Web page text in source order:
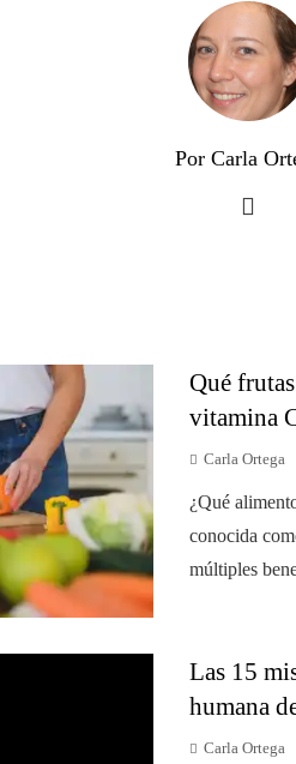
Por Carla
Qué
vitamina
Carla Ortega
¿Qué
conocida
múltiples
Las 15
humana
Carla Ortega